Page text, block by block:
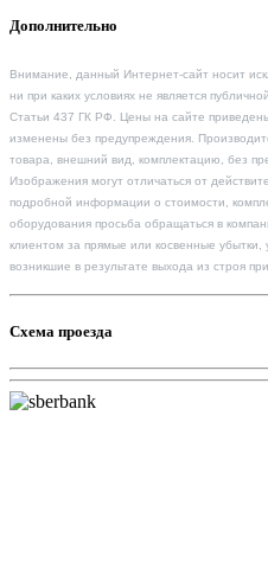
Дополнительно
Внимание, данный Интернет-сайт носит
ни при каких условиях не является
Статьи 437 ГК РФ. Цены на сайте
изменены без предупреждения.
товара, внешний вид, комплектацию, без
Изображения могут отличаться от
подробной информации о стоимости,
оборудования просьба обращаться в
клиентом за прямые или косвенные
возникшие в результате выхода из строя
Схема проезда